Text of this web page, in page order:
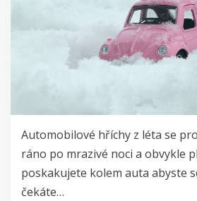
Automobilové hříchy z léta se
ráno po mrazivé noci a obvykle
poskakujete kolem auta abyste
čekáte…